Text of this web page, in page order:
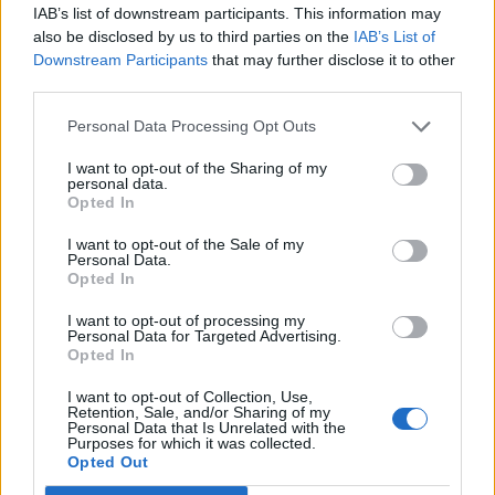
IAB’s list of downstream participants. This information may
also be disclosed by us to third parties on the IAB’s List of
Downstream Participants that may further disclose it to other
Personal Data Processing Opt Outs
I want to opt-out of the Sharing of my
personal data.
Opted In
I want to opt-out of the Sale of my
Personal Data.
Opted In
I want to opt-out of processing my
Personal Data for Targeted Advertising.
Opted In
I want to opt-out of Collection, Use,
Retention, Sale, and/or Sharing of my
Personal Data that Is Unrelated with the
Purposes for which it was collected.
Opted Out
Daddy Yankee
Tito 'El Bambino'
Arcángel